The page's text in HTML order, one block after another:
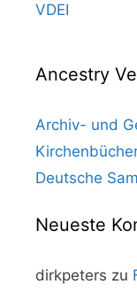
VDEI
Ancestry
Archiv- und
Deutsche
Neueste
dirkpeters zu